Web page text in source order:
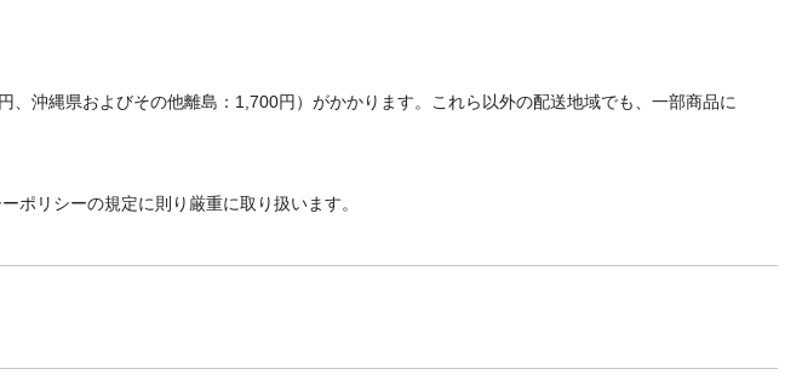
沖縄県およびその他離島：1,700円）がかかります。これら以外の配送地域でも、一部商品に
ポリシーの規定に則り厳重に取り扱います。